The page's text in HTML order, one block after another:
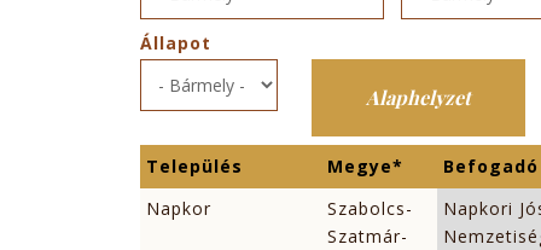
Állapot
Település Megye*
Napkor
Szabolcs-
Szatmár-
Napkori